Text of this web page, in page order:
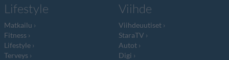
Lifestyle
Matkailu
Fitness
Lifestyle
Terveys
Viihde
Viihdeuutiset
StaraTV
Autot
Digi